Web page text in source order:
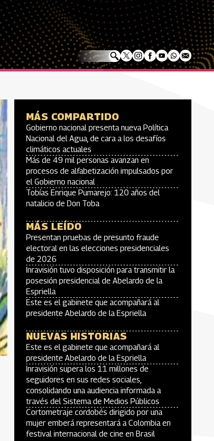
MÁS COMPARTIDO
Gobierno nacional presenta nueva Política
Nacional del Agua, de cara a los desafíos
climáticos actuales
Más de 49 mil personas avanzan en
procesos de alfabetización impulsados por
el Gobierno nacional
Tobías Enrique Pumarejo: 120 años del
natalicio de Don Toba
MÁS LEÍDO
Presentan pruebas de presunto fraude
electoral en las elecciones presidenciales
de 2026
Inravisión tuvo disposición para transmitir la
posesión presidencial de Abelardo de la
Espriella
Este es el gabinete que acompañará al
presidente Abelardo de la Espriella
NUEVAS HISTORIAS
Este es el gabinete que acompañará al
presidente Abelardo de la Espriella
Inravisión supera los 11 millones de
seguidores en sus redes sociales,
consolidando una audiencia informada a
través del Sistema de Medios Públicos
Cortometraje cordobés dirigido por una
mujer emberá representará a Colombia en
festival internacional de cine en Brasil